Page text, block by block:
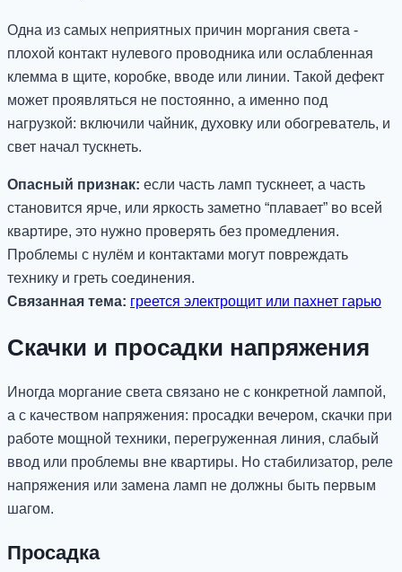
Одна из самых неприятных причин моргания света -
плохой контакт нулевого проводника или ослабленная
клемма в щите, коробке, вводе или линии. Такой дефект
может проявляться не постоянно, а именно под
нагрузкой: включили чайник, духовку или обогреватель, и
свет начал тускнеть.
Опасный признак: если часть ламп тускнеет, а часть
становится ярче, или яркость заметно “плавает” во всей
квартире, это нужно проверять без промедления.
Проблемы с нулём и контактами могут повреждать
технику и греть соединения.
Связанная тема: греется электрощит или пахнет гарью
Скачки и просадки напряжения
Иногда моргание света связано не с конкретной лампой,
а с качеством напряжения: просадки вечером, скачки при
работе мощной техники, перегруженная линия, слабый
ввод или проблемы вне квартиры. Но стабилизатор, реле
напряжения или замена ламп не должны быть первым
шагом.
Просадка